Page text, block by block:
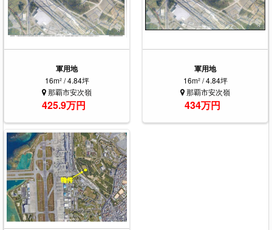
軍用地
16m² / 4.84坪
那覇市安次嶺
425.9万円
軍用地
16m² / 4.84坪
那覇市安次嶺
434万円